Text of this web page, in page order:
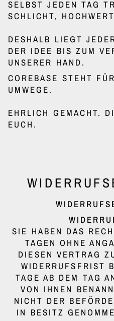
SELBST JEDEN TAG
SCHLICHT,
DESHALB LIEGT
DER IDEE BIS ZUM
UNSERER HAND.
COREBASE STEHT
UMWEGE.
EHRLICH GEMACHT.
EUCH.
SIE HABEN DAS
TAGEN OHNE
DIESEN VERTRAG
WIDERRUFSFRIST
TAGE AB DEM TAG
VON IHNEN
NICHT DER
IN BESITZ